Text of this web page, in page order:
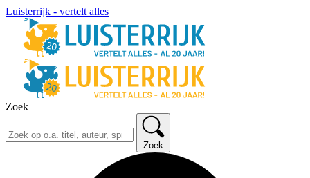
Luisterrijk - vertelt alles
Zoek
Zoek